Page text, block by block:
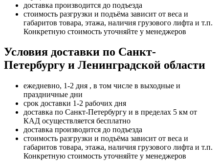
доставка производится до подъезда
стоимость разгрузки и подъёма зависит от веса и
габаритов товара, этажа, наличия грузового лифта и т.п.
Конкретную стоимость уточняйте у менеджеров
Условия доставки по Санкт-
Петербургу и Ленинградской области
ежедневно, 1-2 дня , в том числе в выходные и
праздничные дни
срок доставки 1-2 рабочих дня
доставка по Санкт-Петербургу и в пределах 5 км от
КАД осуществляется бесплатно
доставка производится до подъезда
стоимость разгрузки и подъёма зависит от веса и
габаритов товара, этажа, наличия грузового лифта и т.п.
Конкретную стоимость уточняйте у менеджеров